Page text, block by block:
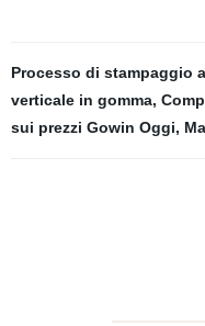
Processo di stampaggio
verticale in gomma,
sui prezzi Gowin Oggi,